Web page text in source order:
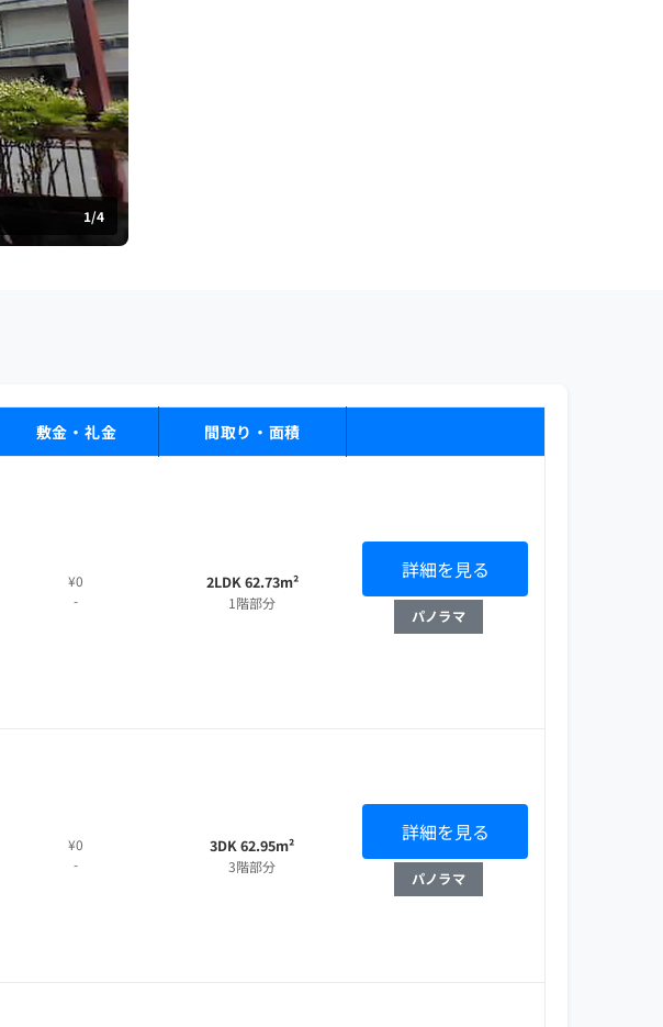
1/4
敷金・礼金 間取り・面積
¥0
-
2LDK 62.73m²
1階部分
詳細を見る
パノラマ
¥0
-
3DK 62.95m²
3階部分
詳細を見る
パノラマ